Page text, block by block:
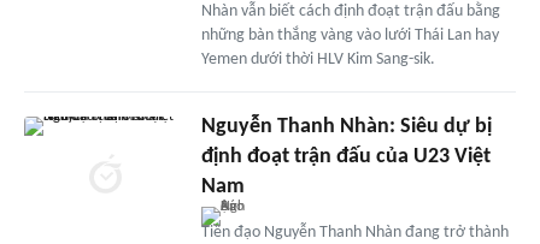
Nhàn vẫn biết cách định đoạt trận đấu bằng
những bàn thắng vàng vào lưới Thái Lan hay
Yemen dưới thời HLV Kim Sang-sik.
Nguyễn Thanh Nhàn: Siêu dự bị
định đoạt trận đấu của U23 Việt
Nam
Tiền đạo Nguyễn Thanh Nhàn đang trở thành